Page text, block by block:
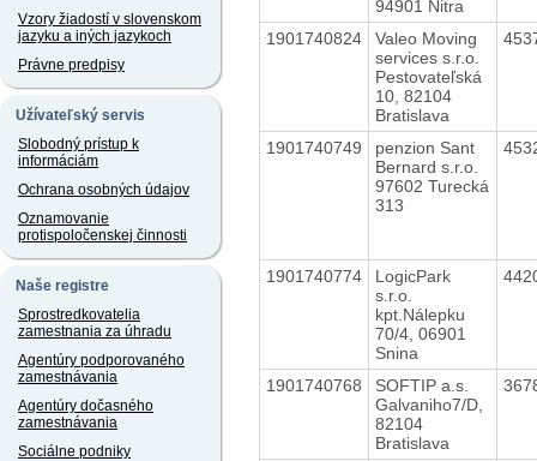
Vzory žiadostí v slovenskom
jazyku a iných jazykoch
Právne predpisy
Užívateľský servis
Slobodný prístup k
informáciám
Ochrana osobných údajov
Oznamovanie
protispoločenskej činnosti
Naše registre
Sprostredkovatelia
zamestnania za úhradu
Agentúry podporovaného
zamestnávania
Agentúry dočasného
zamestnávania
Sociálne podniky
94901 Nitra
1901740824
Valeo Moving
services s.r.o.
Pestovateľská
10, 82104
Bratislava
1901740749
penzion Sant
Bernard s.r.o.
97602 Turecká
313
1901740774
LogicPark
s.r.o.
kpt.Nálepku
70/4, 06901
Snina
1901740768
SOFTIP a.s.
Galvaniho7/D,
82104
Bratislava